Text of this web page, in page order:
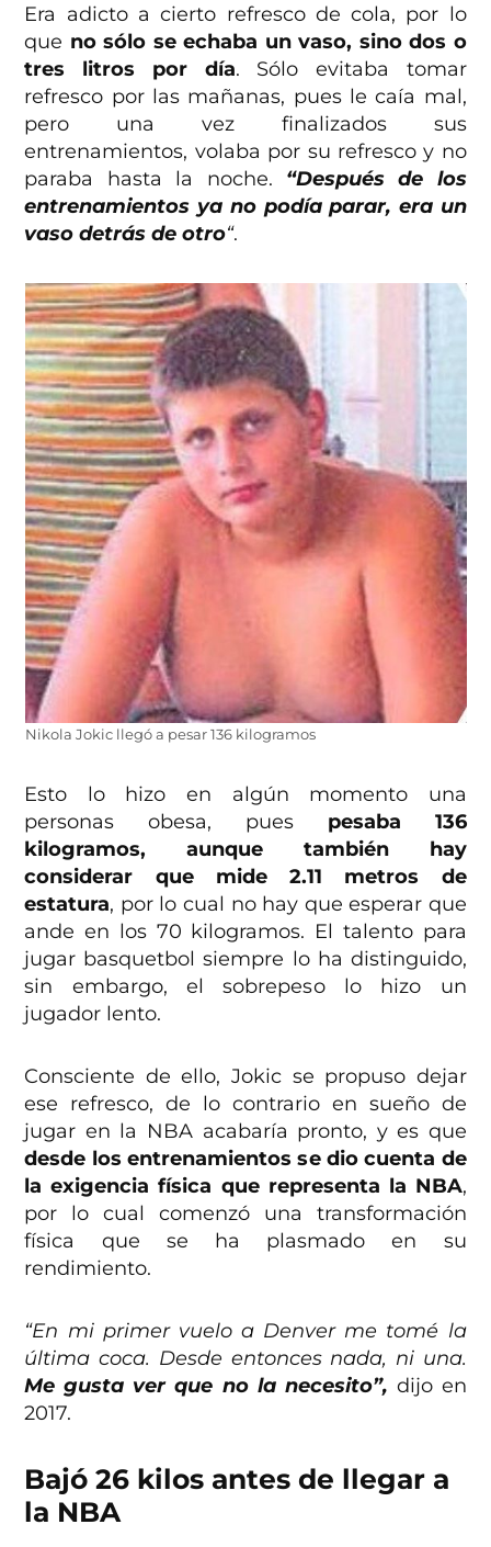
Era adicto a cierto refresco de cola, por lo
que no sólo se echaba un vaso, sino dos o
tres litros por día. Sólo evitaba tomar
refresco por las mañanas, pues le caía mal,
pero una vez finalizados sus
entrenamientos, volaba por su refresco y no
paraba hasta la noche. “Después de los
entrenamientos ya no podía parar, era un
vaso detrás de otro“.
Nikola Jokic llegó a pesar 136 kilogramos
Esto lo hizo en algún momento una
personas obesa, pues pesaba 136
kilogramos, aunque también hay
considerar que mide 2.11 metros de
estatura, por lo cual no hay que esperar que
ande en los 70 kilogramos. El talento para
jugar basquetbol siempre lo ha distinguido,
sin embargo, el sobrepeso lo hizo un
jugador lento.
Consciente de ello, Jokic se propuso dejar
ese refresco, de lo contrario en sueño de
jugar en la NBA acabaría pronto, y es que
desde los entrenamientos se dio cuenta de
la exigencia física que representa la NBA,
por lo cual comenzó una transformación
física que se ha plasmado en su
rendimiento.
“En mi primer vuelo a Denver me tomé la
última coca. Desde entonces nada, ni una.
Me gusta ver que no la necesito”, dijo en
2017.
Bajó 26 kilos antes de llegar a
la NBA